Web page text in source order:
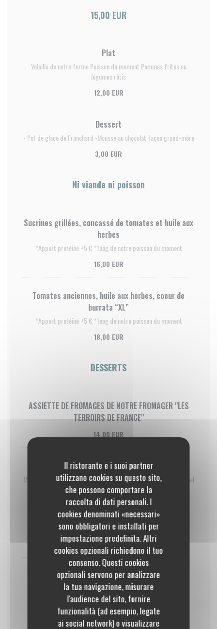
Il ristorante e i suoi partner
utilizzano cookies su questo sito,
che possono comportare la
raccolta di dati personali. I
cookies denominati «necessari»
sono obbligatori e installati per
impostazione predefinita. Altri
cookies opzionali richiedono il tuo
consenso. Questi cookies
opzionali servono per analizzare
la tua navigazione, misurare
l'audience del sito, fornire
funzionalità (ad esempio, legate
ai social network) o visualizzare
15,00 EUR
Plat
Volaille de notre ferme Poisson du moment Pommes frites ou
légumes rôtis
12,00 EUR
Dessert
- Pot de glace de Franchard -Mousse au chocolat façon grand-mère
3,00 EUR
Ni viande ni poisson
Sucrines grillées, concassé de tomates et huile aux
herbes
*Apport protéiné +5 € *1oog de notre poisson du moment
16,00 EUR
Tomates anciennes, huile aux herbes, coeur de
burrata “XL”
*Apport protéiné +5 € *1oog de notre poisson du moment
18,00 EUR
DESSERTS
ASSIETTE DE FROMAGES DE NOTRE FROMAGER "LES
TERROIRS DE FRANCE"
14,00 EUR
Pot de glace de Franchard
Mangue, citron, café, noisette, chocolat, vanille, framboise, caramel
7,00 EUR
Coupe de fraises de notre ferme, crème chantilly
10,00 EUR
Pêches rôties, miel et romarin, crumble noisette
12,00 EUR
Liegeois au chocolat de La Demeure